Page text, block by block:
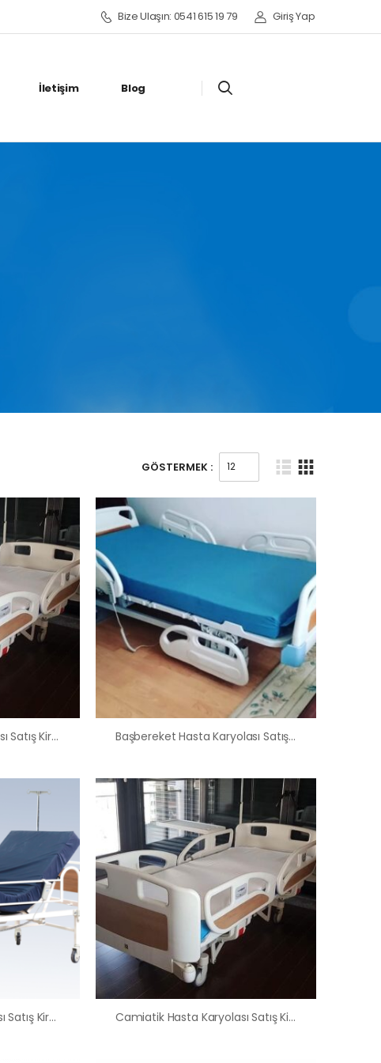
Bize Ulaşın: 0541 615 19 79 Giriş Yap
İletişim Blog
GÖSTERMEK :
Başayaş Hasta Karyolası Satış Kiralama Fiyatı Başbereket Hasta Karyolası Satış Kiralama Fiyatı
Bayram Hasta Karyolası Satış Kiralama Fiyatı Camiatik Hasta Karyolası Satış Kiralama Fiyatı